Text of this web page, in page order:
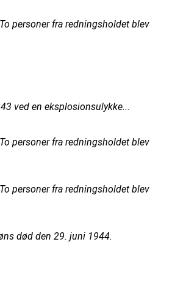
personer fra redningsholdet blev
ved en eksplosionsulykke...
personer fra redningsholdet blev
personer fra redningsholdet blev
død den 29. juni 1944.